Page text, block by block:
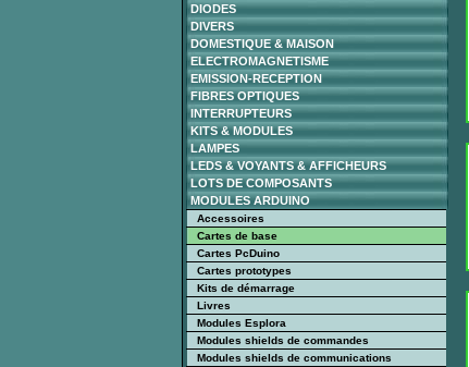
DIODES
DIVERS
DOMESTIQUE & MAISON
ELECTROMAGNETISME
EMISSION-RECEPTION
FIBRES OPTIQUES
INTERRUPTEURS
KITS & MODULES
LAMPES
LEDS & VOYANTS & AFFICHEURS
LOTS DE COMPOSANTS
MODULES ARDUINO
Accessoires
Cartes de base
Cartes PcDuino
Cartes prototypes
Kits de démarrage
Livres
Modules Esplora
Modules shields de commandes
Modules shields de communications